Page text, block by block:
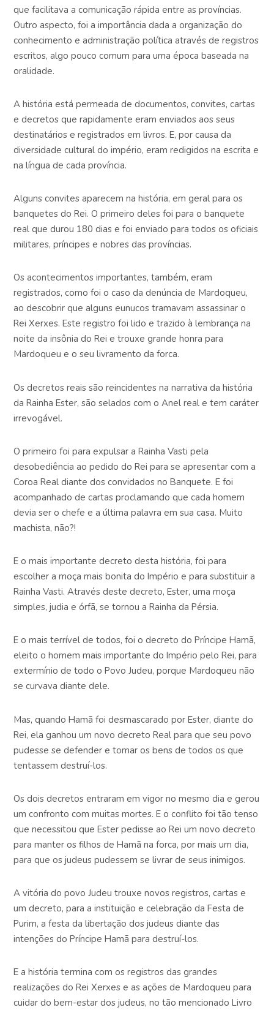
que facilitava a comunicação rápida entre as províncias.
Outro aspecto, foi a importância dada a organização do
conhecimento e administração política através de registros
escritos, algo pouco comum para uma época baseada na
oralidade.
A história está permeada de documentos, convites, cartas
e decretos que rapidamente eram enviados aos seus
destinatários e registrados em livros. E, por causa da
diversidade cultural do império, eram redigidos na escrita e
na língua de cada província.
Alguns convites aparecem na história, em geral para os
banquetes do Rei. O primeiro deles foi para o banquete
real que durou 180 dias e foi enviado para todos os oficiais
militares, príncipes e nobres das províncias.
Os acontecimentos importantes, também, eram
registrados, como foi o caso da denúncia de Mardoqueu,
ao descobrir que alguns eunucos tramavam assassinar o
Rei Xerxes. Este registro foi lido e trazido à lembrança na
noite da insônia do Rei e trouxe grande honra para
Mardoqueu e o seu livramento da forca.
Os decretos reais são reincidentes na narrativa da história
da Rainha Ester, são selados com o Anel real e tem caráter
irrevogável.
O primeiro foi para expulsar a Rainha Vasti pela
desobediência ao pedido do Rei para se apresentar com a
Coroa Real diante dos convidados no Banquete. E foi
acompanhado de cartas proclamando que cada homem
devia ser o chefe e a última palavra em sua casa. Muito
machista, não?!
E o mais importante decreto desta história, foi para
escolher a moça mais bonita do Império e para substituir a
Rainha Vasti. Através deste decreto, Ester, uma moça
simples, judia e órfã, se tornou a Rainha da Pérsia.
E o mais terrível de todos, foi o decreto do Príncipe Hamã,
eleito o homem mais importante do Império pelo Rei, para
extermínio de todo o Povo Judeu, porque Mardoqueu não
se curvava diante dele.
Mas, quando Hamã foi desmascarado por Ester, diante do
Rei, ela ganhou um novo decreto Real para que seu povo
pudesse se defender e tomar os bens de todos os que
tentassem destruí-los.
Os dois decretos entraram em vigor no mesmo dia e gerou
um confronto com muitas mortes. E o conflito foi tão tenso
que necessitou que Ester pedisse ao Rei um novo decreto
para manter os filhos de Hamã na forca, por mais um dia,
para que os judeus pudessem se livrar de seus inimigos.
A vitória do povo Judeu trouxe novos registros, cartas e
um decreto, para a instituição e celebração da Festa de
Purim, a festa da libertação dos judeus diante das
intenções do Príncipe Hamã para destruí-los.
E a história termina com os registros das grandes
realizações do Rei Xerxes e as ações de Mardoqueu para
cuidar do bem-estar dos judeus, no tão mencionado Livro